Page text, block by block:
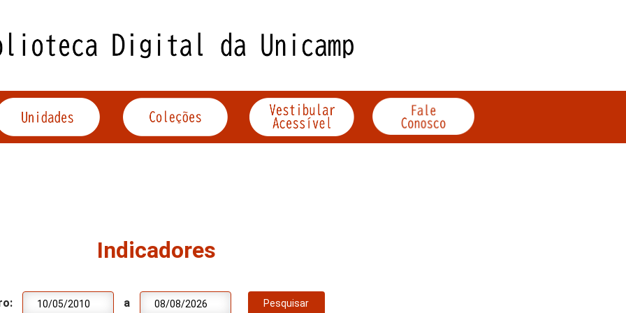
Indicadores
a